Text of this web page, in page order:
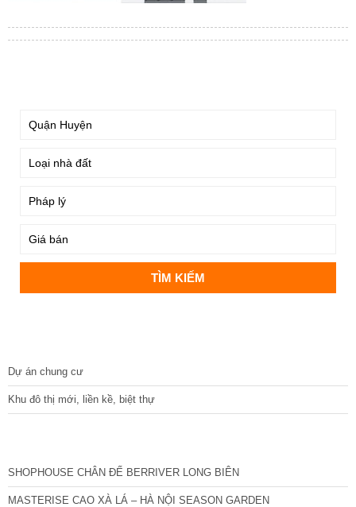
Dự án chung cư
Khu đô thị mới, liền kề, biệt thự
SHOPHOUSE CHÂN ĐẾ BERRIVER LONG BIÊN
MASTERISE CAO XÀ LÁ – HÀ NỘI SEASON GARDEN